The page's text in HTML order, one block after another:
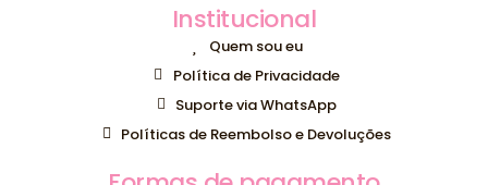
Institucional
Quem sou eu
Política de Privacidade
Suporte via WhatsApp
Políticas de Reembolso e Devoluções